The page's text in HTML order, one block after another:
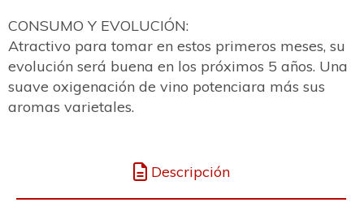
CONSUMO Y EVOLUCIÓN:
Atractivo para tomar en estos primeros meses, su
evolución será buena en los próximos 5 años. Una
suave oxigenación de vino potenciara más sus
aromas varietales.
Descripción